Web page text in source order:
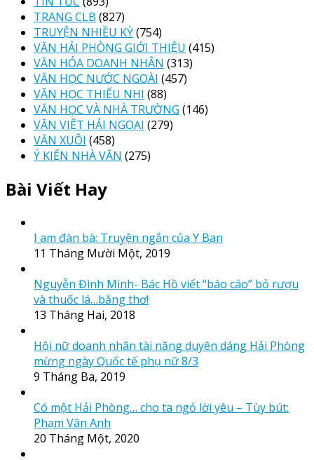
TRANG CLB (827)
TRUYỆN NHIỀU KỲ(754)
VĂN HẢI PHÒNG GIỚI THIỆU (415)
VĂN HÓA DOANH NHÂN (313)
VĂN HỌC NƯỚC NGOÀI (457)
VĂN HỌC THIẾU NHI (88)
VĂN HỌC VÀ NHÀ TRƯỜNG (146)
VĂN VIỆT HẢI NGOẠI (279)
VĂN XUÔI (458)
Ý KIẾN NHÀ VĂN (275)
Bài Viết Hay
I am đàn bà: Truyện ngắn của Y Ban
11 Tháng Mười Một, 2019
Nguyễn Đình Minh- Bác Hồ viết “báo cáo” bỏ rượu
và thuốc lá…bằng thơ!
13 Tháng Hai, 2018
Hội nữ doanh nhân tài năng duyên dáng Hải Phòng
mừng ngày Quốc tế phụ nữ 8/3
9 Tháng Ba, 2019
Có một Hải Phòng… cho ta ngỏ lời yêu – Tùy bút:
Phạm Vân Anh
20 Tháng Một, 2020